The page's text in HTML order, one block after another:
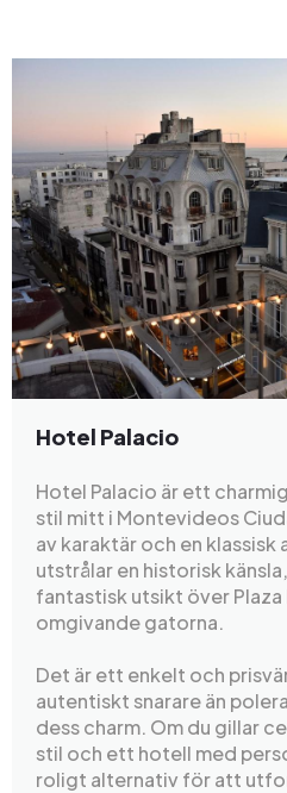
Hotel Palacio
Hotel Palacio är ett
stil mitt i Montevideos
av karaktär och en
utstrålar en historisk
fantastisk utsikt över
omgivande gatorna.
Det är ett enkelt och
autentiskt snarare än
dess charm. Om du gillar
stil och ett hotell med
roligt alternativ för att